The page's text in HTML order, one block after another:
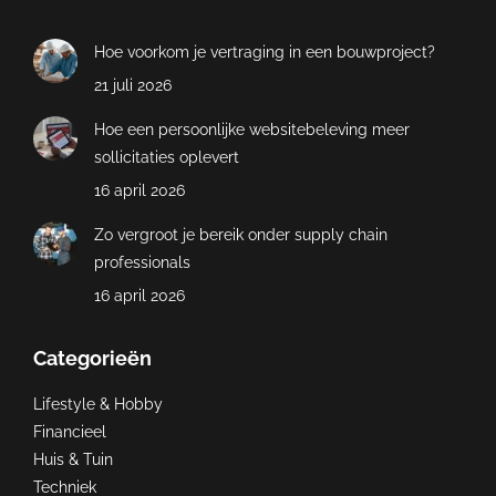
Hoe voorkom je vertraging in een bouwproject?
21 juli 2026
Hoe een persoonlijke websitebeleving meer
sollicitaties oplevert
16 april 2026
Zo vergroot je bereik onder supply chain
professionals
16 april 2026
Categorieën
Lifestyle & Hobby
Financieel
Huis & Tuin
Techniek